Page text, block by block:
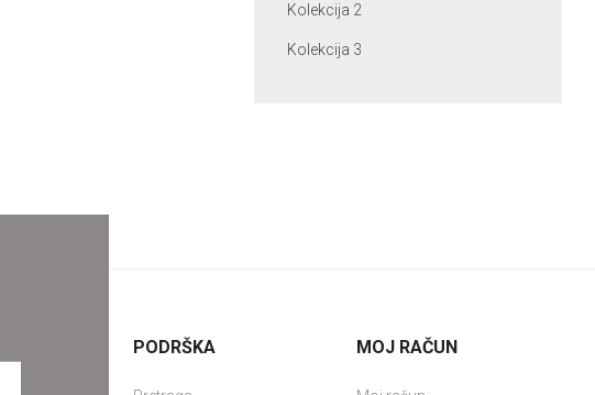
Kolekcija 2
Kolekcija 3
PODRŠKA MOJ RAČUN